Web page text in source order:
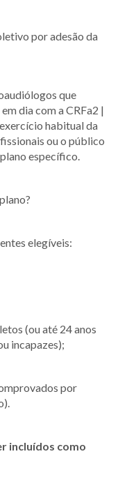
por adesão da
que
dia com a CRFa2 |
habitual da
ou o público
específico.
elegíveis:
(ou até 24 anos
incapazes);
por
incluídos como